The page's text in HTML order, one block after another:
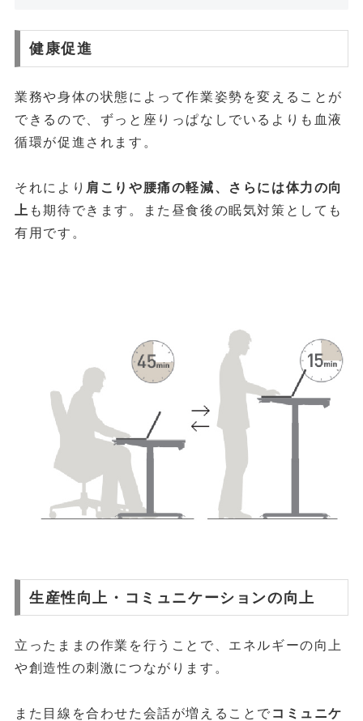
健康促進
業務や身体の状態によって作業姿勢を変えることが
できるので、ずっと座りっぱなしでいるよりも血液
循環が促進されます。
それにより 肩こりや腰痛の軽減、さらには体力の向
上 も期待できます。また昼食後の眠気対策としても
有用です。
生産性向上・コミュニケーションの向上
立ったままの作業を行うことで、エネルギーの向上
や創造性の刺激につながります。
また目線を合わせた会話が増えることで コミュニケ